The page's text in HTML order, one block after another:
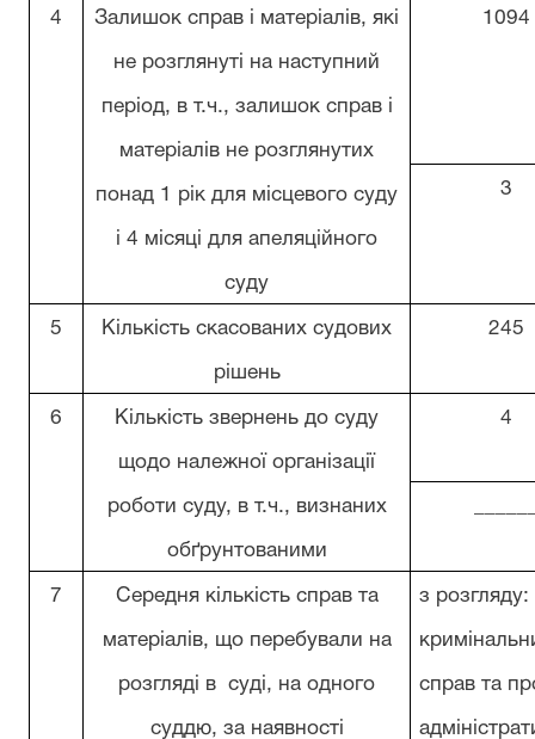
4 Залишок справ і матеріалів, які
не розглянуті на наступний
період, в т.ч., залишок справ і
матеріалів не розглянутих
понад 1 рік для місцевого суду
і 4 місяці для апеляційного
суду
1094
3
5 Кількість скасованих судових
рішень
245
6 Кількість звернень до суду
щодо належної організації
роботи суду, в т.ч., визнаних
обґрунтованими
4
7 Середня кількість справ та
матеріалів, що перебували на
розгляді в суді, на одного
суддю, за наявності
з розгляду:
справ та